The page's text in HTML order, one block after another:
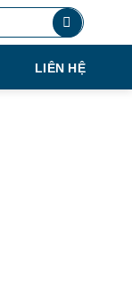
LIÊN HỆ